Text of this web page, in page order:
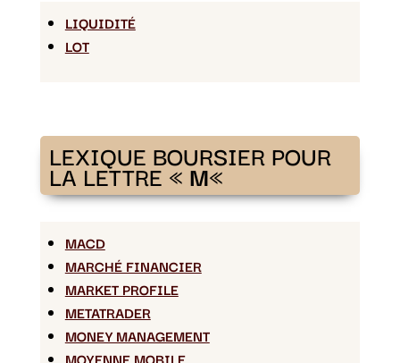
LIQUIDITÉ
LOT
LEXIQUE BOURSIER POUR
LA LETTRE «M«
MACD
MARCHÉ FINANCIER
MARKET PROFILE
METATRADER
MONEY MANAGEMENT